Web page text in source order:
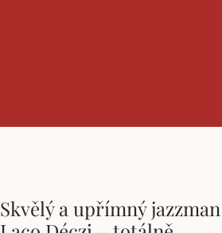
Skvělý a upřímný jazzman